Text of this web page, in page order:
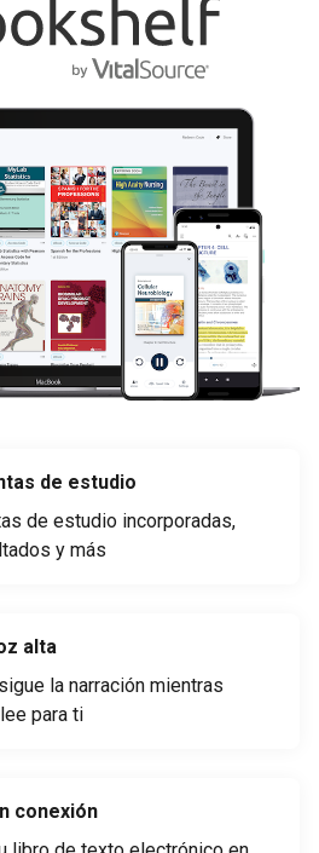
de estudio
de estudio incorporadas,
y más
alta
la narración mientras
para ti
conexión